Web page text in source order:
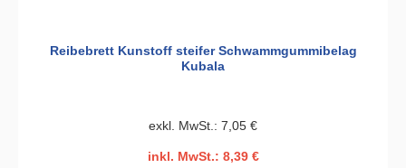
Reibebrett Kunstoff steifer Schwammgummibelag
Kubala
exkl. MwSt.: 7,05 €
inkl. MwSt.: 8,39 €